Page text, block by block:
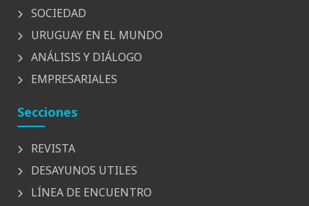
SOCIEDAD
URUGUAY EN EL MUNDO
ANÁLISIS Y DIÁLOGO
EMPRESARIALES
Secciones
REVISTA
DESAYUNOS UTILES
LÍNEA DE ENCUENTRO